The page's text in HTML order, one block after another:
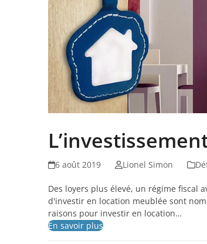
6 août 2019 Lionel Simon
Des loyers plus élevé, un régime fiscal
d'investir en location meublée sont
raisons pour investir en location…
En savoir plus